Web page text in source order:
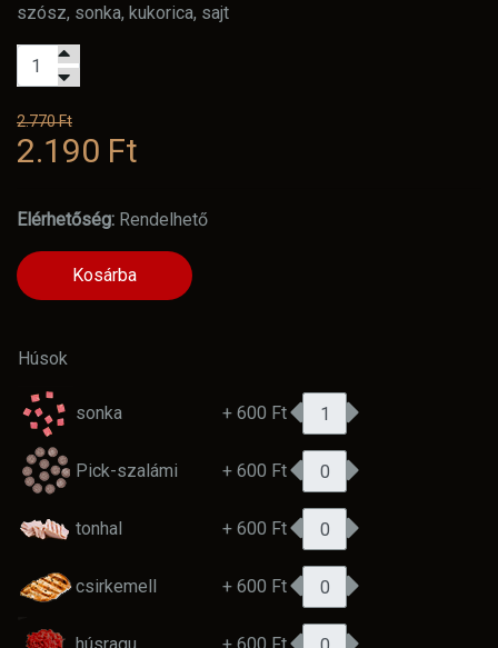
szósz, sonka, kukorica, sajt
2.770 Ft
2.190 Ft
Elérhetőség: Rendelhető
Kosárba
Húsok
sonka + 600 Ft
Pick-szalámi + 600 Ft
tonhal + 600 Ft
csirkemell + 600 Ft